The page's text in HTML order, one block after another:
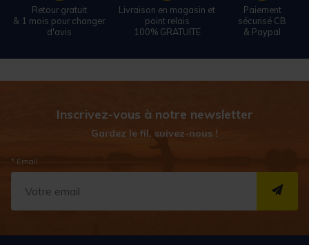
Retour gratuit
& 1 mois pour changer
d'avis
Livraison en magasin et
point relais
100% GRATUITE
Paiement
sécurisé CB
& Paypal
Inscrivez-vous à notre newsletter
Gardez le fil, suivez-nous !
* Email